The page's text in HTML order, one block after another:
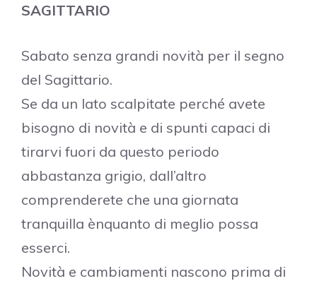
SAGITTARIO
Sabato senza grandi novità per il segno
del Sagittario.
Se da un lato scalpitate perché avete
bisogno di novità e di spunti capaci di
tirarvi fuori da questo periodo
abbastanza grigio, dall’altro
comprenderete che una giornata
tranquilla ènquanto di meglio possa
esserci.
Novità e cambiamenti nascono prima di